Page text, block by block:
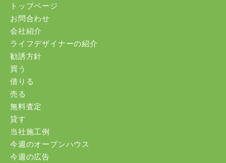
トップページ
お問合わせ
会社紹介
ライフデザイナーの紹介
勧誘方針
買う
借りる
売る
無料査定
貸す
当社施工例
今週のオープンハウス
今週の広告